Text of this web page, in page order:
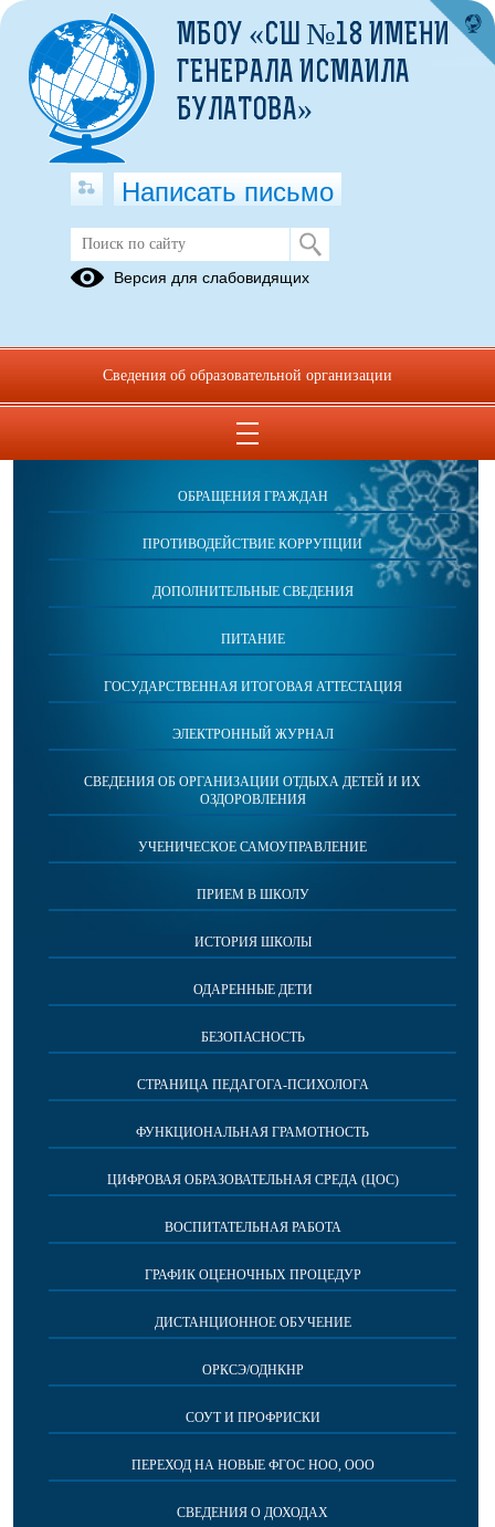
Школьный музей "Мирас"
ОБРАЩЕНИЯ ГРАЖДАН
ПРОТИВОДЕЙСТВИЕ КОРРУПЦИИ
ДОПОЛНИТЕЛЬНЫЕ СВЕДЕНИЯ
ПИТАНИЕ
ГОСУДАРСТВЕННАЯ ИТОГОВАЯ АТТЕСТАЦИЯ
ЭЛЕКТРОННЫЙ ЖУРНАЛ
СВЕДЕНИЯ ОБ ОРГАНИЗАЦИИ ОТДЫХА ДЕТЕЙ И ИХ
ОЗДОРОВЛЕНИЯ
УЧЕНИЧЕСКОЕ САМОУПРАВЛЕНИЕ
ПРИЕМ В ШКОЛУ
ИСТОРИЯ ШКОЛЫ
ОДАРЕННЫЕ ДЕТИ
БЕЗОПАСНОСТЬ
СТРАНИЦА ПЕДАГОГА-ПСИХОЛОГА
ФУНКЦИОНАЛЬНАЯ ГРАМОТНОСТЬ
ЦИФРОВАЯ ОБРАЗОВАТЕЛЬНАЯ СРЕДА (ЦОС)
ВОСПИТАТЕЛЬНАЯ РАБОТА
ГРАФИК ОЦЕНОЧНЫХ ПРОЦЕДУР
ДИСТАНЦИОННОЕ ОБУЧЕНИЕ
ОРКСЭ/ОДНКНР
СОУТ И ПРОФРИСКИ
ПЕРЕХОД НА НОВЫЕ ФГОС НОО, ООО
СВЕДЕНИЯ О ДОХОДАХ
МБОУ «СШ №18 ИМЕНИ
ГЕНЕРАЛА ИСМАИЛА
БУЛАТОВА»
Написать письмо
Версия для слабовидящих
Сведения об образовательной организации